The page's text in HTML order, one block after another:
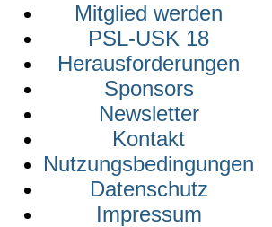
Mitglied werden
PSL-USK 18
Herausforderungen
Sponsors
Newsletter
Kontakt
Nutzungsbedingungen
Datenschutz
Impressum